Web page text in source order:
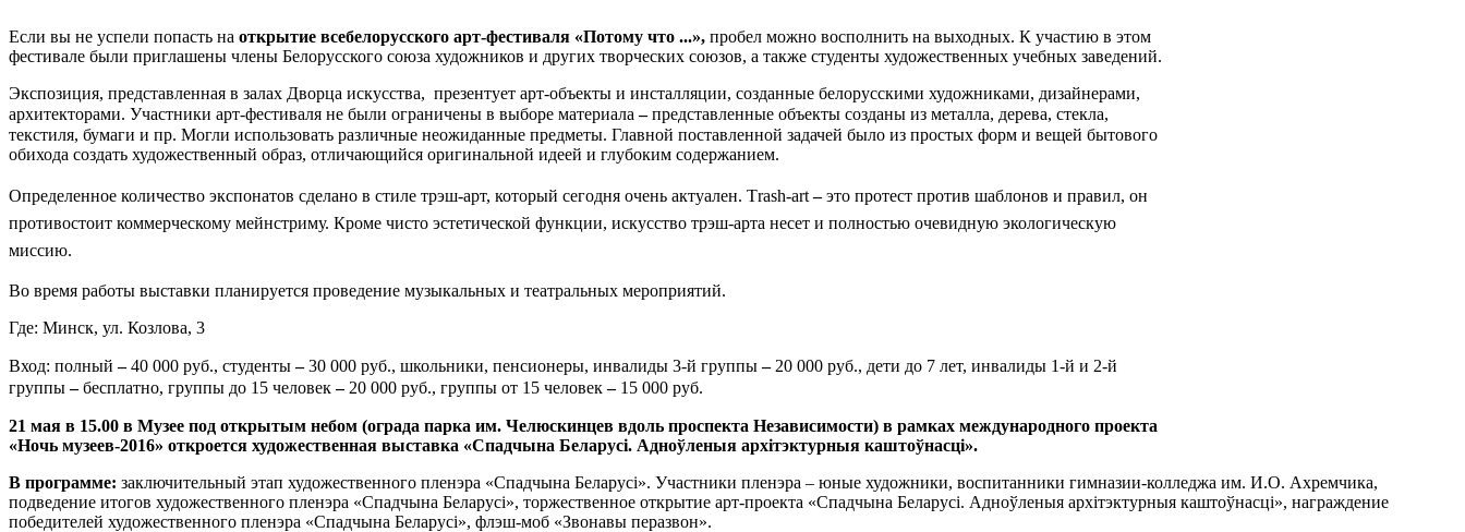
Если вы не успели попасть на открытие всебелорусского арт-фестиваля «Потому что ...», пробел можно восполнить на выходных. К участию в этом
фестивале были приглашены члены Белорусского союза художников и других творческих союзов, а также студенты художественных учебных заведений.
Экспозиция, представленная в залах Дворца искусства, презентует арт-объекты и инсталляции, созданные белорусскими художниками, дизайнерами,
архитекторами. Участники арт-фестиваля не были ограничены в выборе материала–представленные объекты созданы из металла, дерева, стекла,
текстиля, бумаги и пр. Могли использовать различные неожиданные предметы. Главной поставленной задачей было из простых форм и вещей бытового
обихода создать художественный образ, отличающийся оригинальной идеей и глубоким содержанием.
Определенное количество экспонатов сделано в стиле трэш-арт, который сегодня очень актуален. Тrash-art–это протест против шаблонов и правил, он
противостоит коммерческому мейнстриму. Кроме чисто эстетической функции, искусство трэш-арта несет и полностью очевидную экологическую
миссию.
Во время работы выставки планируется проведение музыкальных и театральных мероприятий.
Где: Минск, ул. Козлова, 3
Вход: полный–40 000 руб., студенты–30 000 руб., школьники, пенсионеры, инвалиды 3-й группы–20 000 руб., дети до 7 лет, инвалиды 1-й и 2-й
группы–бесплатно, группы до 15 человек–20 000 руб., группы от 15 человек–15 000 руб.
21 мая в 15.00 в Музее под открытым небом (ограда парка им. Челюскинцев вдоль проспекта Независимости) в рамках международного проекта
«Ночь музеев-2016» откроется художественная выставка «Спадчына Беларусі. Адноўленыя архітэктурныя каштоўнасці».
В программе: заключительный этап художественного пленэра «Спадчына Беларусі». Участники пленэра – юные художники, воспитанники гимназии-колледжа им. И.О. Ахремчика,
подведение итогов художественного пленэра «Спадчына Беларусі», торжественное открытие арт-проекта «Спадчына Беларусі. Адноўленыя архітэктурныя каштоўнасці», награждение
победителей художественного пленэра «Спадчына Беларусі», флэш-моб «Звонавы перазвон».